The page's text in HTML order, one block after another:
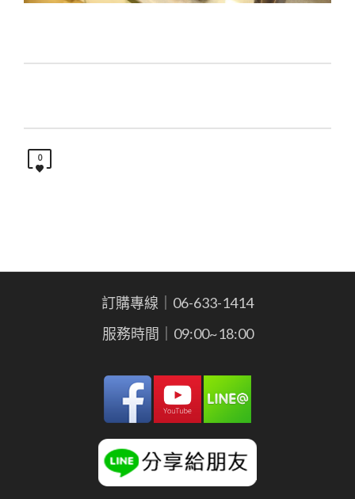
0
訂購專線｜06-633-1414
服務時間｜09:00~18:00